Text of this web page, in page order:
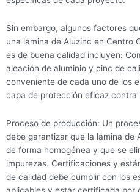
Sin embargo, algunos factores
una lámina de Aluzinc en Centro
es de buena calidad incluyen:
aleación de aluminio y cinc de
conveniente de cada uno de los
capa de protección eficaz contra
Proceso de producción: Un
debe garantizar que la lámina de
de forma homogénea y que se
impurezas. Certificaciones y
de calidad debe cumplir con los